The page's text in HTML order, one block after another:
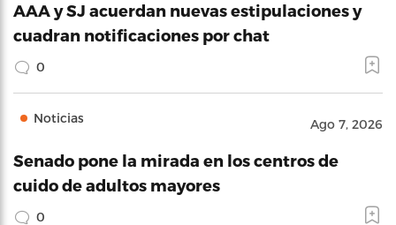
AAA y SJ acuerdan nuevas estipulaciones y
cuadran notificaciones por chat
0
Noticias Ago 7, 2026
Senado pone la mirada en los centros de
cuido de adultos mayores
0